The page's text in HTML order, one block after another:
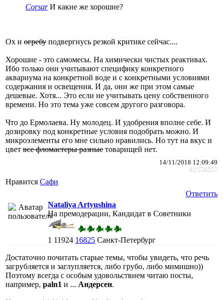
Corsar И какие же хорошие?
Ох и огребу подвергнусь резкой критике сейчас....
Хорошие - это самомесы. На химически чистых реактивах.
Ибо только они учитывают специфику конкретного
аквариума на конкретной воде и с конкретными условиями
содержания и освещения. И да, они же при этом самые
дешевые. Хотя... Это если не учитывать цену собственного
времени. Но это тема уже совсем другого разговора.
Что до Ермолаева. Ну молодец. И удобрения вполне себе. И
дозировку под конкретные условия подобрать можно. И
микроэлементы его мне сильно нравились. Но тут на вкус и
цвет все фломастеры разные товарищей нет.
14/11/2018 12:09:49
#2558257
Нравится Сафи
Ответить
Nataliya Artyushina
На премодерации, Кандидат в Советники
1 11924 16825 Санкт-Петербург
Достаточно почитать старые темы, чтобы увидеть, что речь
загрубляется и заглупляется, либо грубо, либо мимишно))
Поэтому всегда с особым удовольствием читаю посты,
например, paln1 и ... Андерсен.